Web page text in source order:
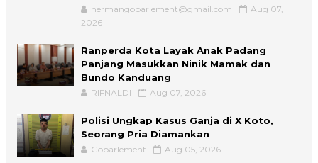
hermangoparlement@gmail.com
Aug 07,
2026
Ranperda Kota Layak Anak Padang
Panjang Masukkan Ninik Mamak dan
Bundo Kanduang
RIFNALDI Aug 07, 2026
Polisi Ungkap Kasus Ganja di X Koto,
Seorang Pria Diamankan
Goparlement Aug 05, 2026